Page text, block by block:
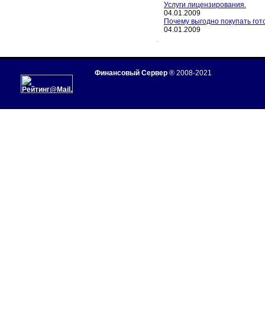
Услуги лицензирования.
04.01.2009
Почему выгодно покупать
04.01.2009
Финансовый Сервер ® 2008-2021